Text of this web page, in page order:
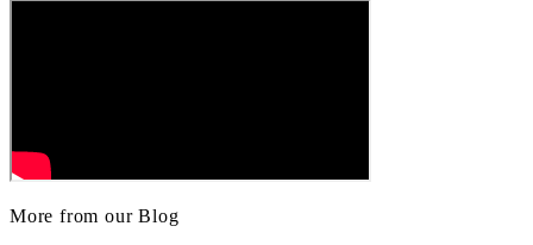
More from our Blog